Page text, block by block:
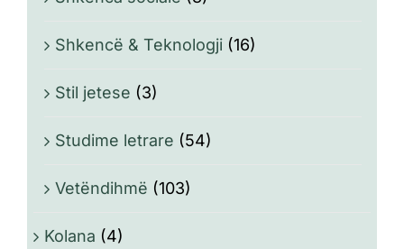
Shkencë & Teknologji (16)
Stil jetese (3)
Studime letrare (54)
Vetëndihmë (103)
Kolana (4)